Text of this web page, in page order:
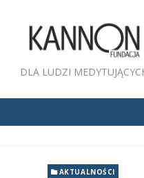
DLA LUDZI
AKTUALNOŚCI